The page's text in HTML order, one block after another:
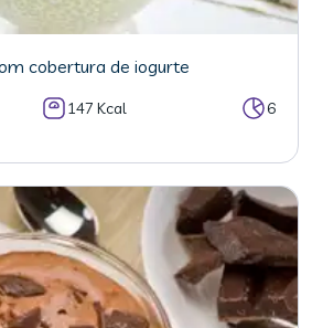
cobertura de iogurte
147 Kcal 6